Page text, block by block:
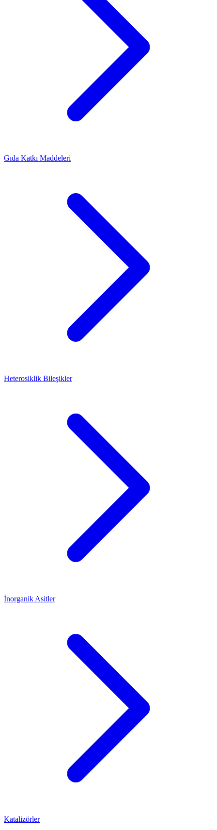
Gıda Katkı Maddeleri
Heterosiklik Bileşikler
İnorganik Asitler
Katalizörler